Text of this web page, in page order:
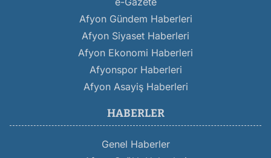
Afyon Gündem Haberleri
Afyon Siyaset Haberleri
Afyon Ekonomi Haberleri
Afyonspor Haberleri
Afyon Asayiş Haberleri
HABERLER
Genel Haberler